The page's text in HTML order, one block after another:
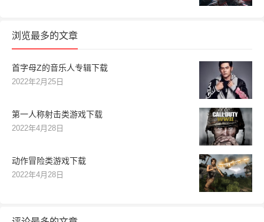
浏览最多的文章
首字母Z的音乐人专辑下载
2022年2月25日
第一人称射击类游戏下载
2022年4月28日
动作冒险类游戏下载
2022年4月28日